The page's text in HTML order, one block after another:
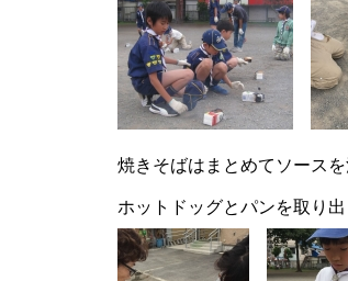
焼きそばはまとめてソースを
ホットドッグとパンを取り